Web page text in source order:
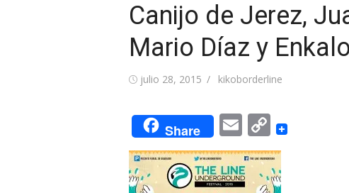
Canijo de Jerez,
Mario Díaz y
Publicada
julio 28, 2015 Autor
kikoborderline
Share EmailCopy
Link